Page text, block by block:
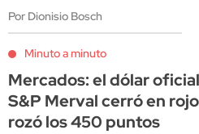
Por Dionisio Bosch
Minuto a minuto
Mercados: el dólar
S&P Merval cerró en
rozó los 450 puntos